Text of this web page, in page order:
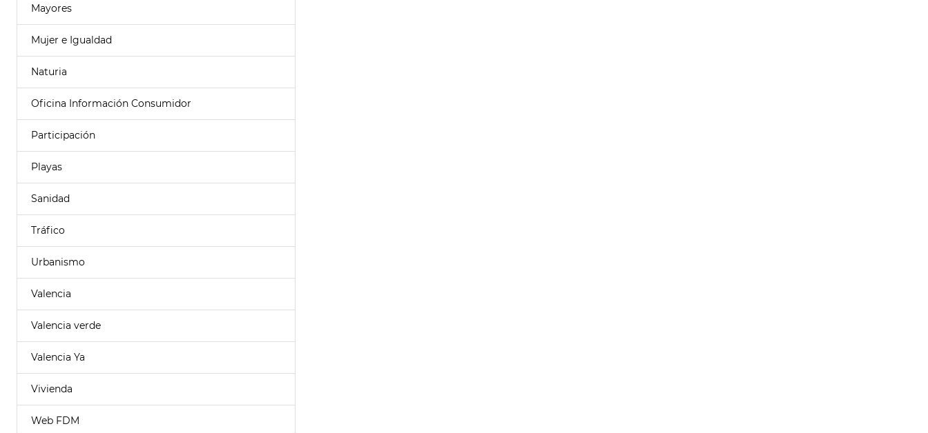
Mayores
Mujer e Igualdad
Naturia
Oficina Información Consumidor
Participación
Playas
Sanidad
Tráfico
Urbanismo
Valencia
Valencia verde
Valencia Ya
Vivienda
Web FDM